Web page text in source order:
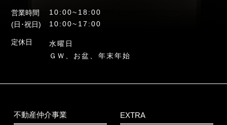
営業時間
10:00~18:00
(日･祝日)
10:00~17:00
定休日
水曜日
ＧＷ、お盆、年末年始
不動産仲介事業 EXTRA